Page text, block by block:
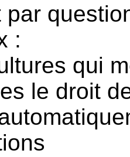
par
:
qui
le droit